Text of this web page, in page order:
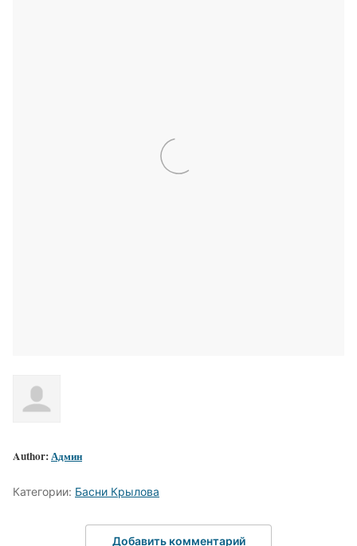
Author:Админ
Категории: Басни Крылова
Добавить комментарий